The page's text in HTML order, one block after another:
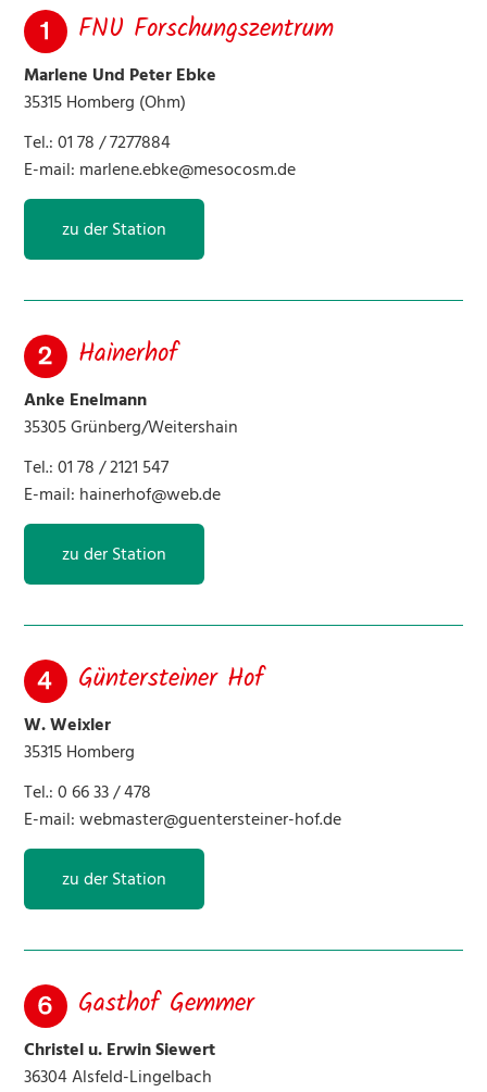
FNU Forschungszentrum
Marlene Und Peter Ebke
35315 Homberg (Ohm)
Tel.: 01 78 / 7277884
E-mail: marlene.ebke@mesocosm.de
zu der Station
Hainerhof
Anke Enelmann
35305 Grünberg/Weitershain
Tel.: 01 78 / 2121 547
E-mail: hainerhof@web.de
zu der Station
Güntersteiner Hof
W. Weixler
35315 Homberg
Tel.: 0 66 33 / 478
E-mail:webmaster@guentersteiner-hof.de
zu der Station
Gasthof Gemmer
Christel u. Erwin Siewert
36304 Alsfeld-Lingelbach
11 Jägerhof
12 Bird Mountain Ranch Romrod
13 Hof Kranich
16 Fahrstall-FN Schmelz
17 Hubert Dechert
25 Achal-Tekkiner Gestüt “Berolina”
27 Hubert und Uta Straub
29 Reit- u. Fahrverein “Dachreiter” e.V.
30 Sportpferde Brähler
31 Martina Will
34 Islandpferdehof Hestavin
35 Eichwiesenhof
36 Restaurant Taufsteinhütte
38 Frondelhof
40 Vogelschmiede
42 SPA Hotel Restaurant Jöckel
43 Miriam Kreim